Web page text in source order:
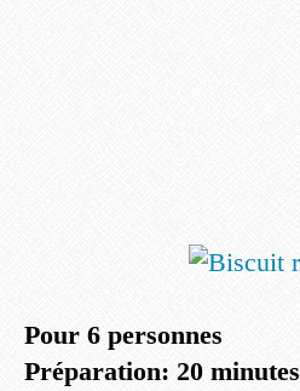
Pour 6 personnes
Préparation: 20 minutes